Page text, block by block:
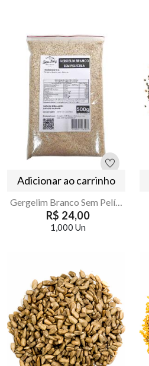
Adicionar ao carrinho
Gergelim Branco Sem Película 500g Armazém Seu Luiz Natural
R$ 24,00
1,000 Un